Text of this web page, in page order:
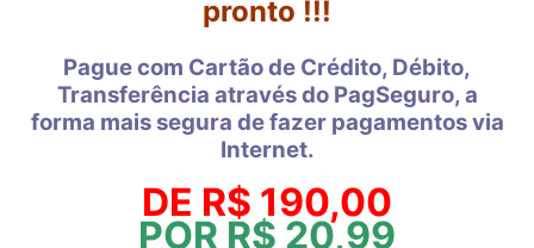
pronto !!!
Pague com Cartão de Crédito, Débito,
Transferência através do PagSeguro, a
forma mais segura de fazer pagamentos via
Internet.
DE R$ 190,00
POR R$ 20,99